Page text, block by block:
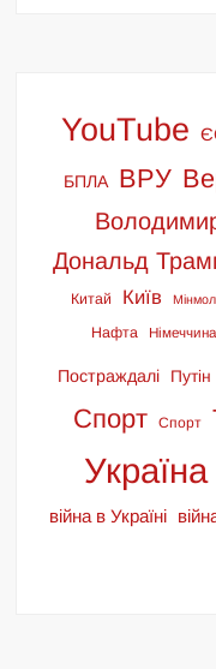
YouTube
БПЛА ВРУ
Дональд
Китай Київ
Нафта Німеччина
Постраждалі Путін
Спорт Спорт
Україна
війна в Україні